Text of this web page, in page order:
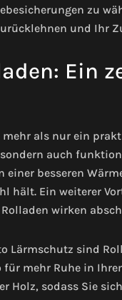
zu
und Ihr
Ein
als nur ein
auch
einer besseren
hält. Ein weiterer
Rolladen wirken
Lärmschutz sind
für mehr Ruhe in
Holz, sodass Sie